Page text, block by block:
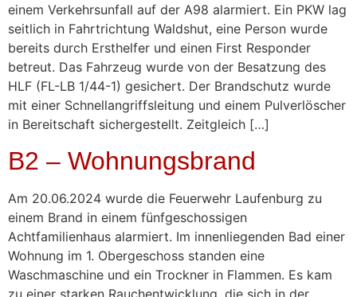
einem Verkehrsunfall auf der A98 alarmiert. Ein PKW lag
seitlich in Fahrtrichtung Waldshut, eine Person wurde
bereits durch Ersthelfer und einen First Responder
betreut. Das Fahrzeug wurde von der Besatzung des
HLF (FL-LB 1/44-1) gesichert. Der Brandschutz wurde
mit einer Schnellangriffsleitung und einem Pulverlöscher
in Bereitschaft sichergestellt. Zeitgleich […]
B2 – Wohnungsbrand
Am 20.06.2024 wurde die Feuerwehr Laufenburg zu
einem Brand in einem fünfgeschossigen
Achtfamilienhaus alarmiert. Im innenliegenden Bad einer
Wohnung im 1. Obergeschoss standen eine
Waschmaschine und ein Trockner in Flammen. Es kam
zu einer starken Rauchentwicklung, die sich in der